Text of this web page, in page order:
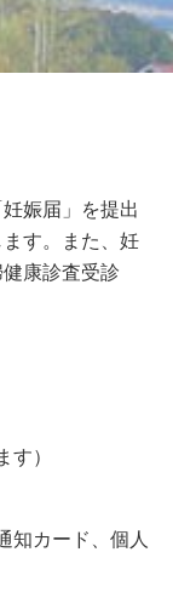
娠届」を提出
す。また、妊
康診査受診
）
知カード、個人